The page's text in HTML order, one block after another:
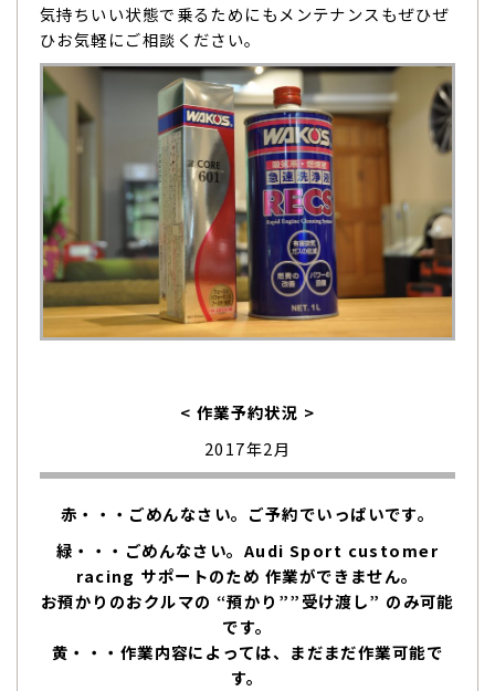
気持ちいい状態で乗るためにもメンテナンスもぜひぜ
ひお気軽にご相談ください。
< 作業予約状況 >
2017年2月
赤・・・ごめんなさい。ご予約でいっぱいです。
緑・・・ごめんなさい。Audi Sport customer
racing サポートのため 作業ができません。
お預かりのおクルマの “預かり””受け渡し” のみ可能
です。
黄・・・作業内容によっては、まだまだ作業可能で
す。